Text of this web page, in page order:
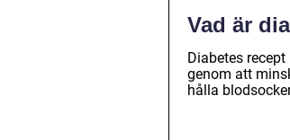
Vad är
Diabetes
genom att
hålla